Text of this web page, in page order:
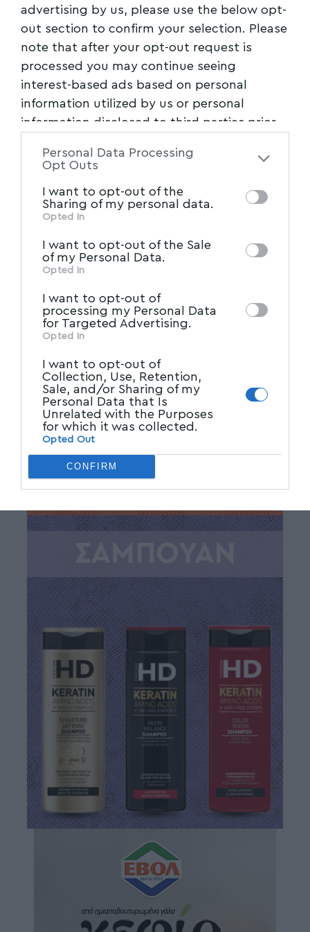
advertising by us, please use the below opt-
out section to confirm your selection. Please
note that after your opt-out request is
processed you may continue seeing
interest-based ads based on personal
information utilized by us or personal
information disclosed to third parties prior
of the further disclosure of your personal
of downstream participants. This
information may also be disclosed by us to
Participantsthat may further disclose it to
other third parties.
Personal Data Processing
Opt Outs
I want to opt-out of the
Sharing of my personal data.
Opted In
I want to opt-out of the Sale
of my Personal Data.
Opted In
I want to opt-out of
processing my Personal Data
for Targeted Advertising.
Opted In
I want to opt-out of
Collection, Use, Retention,
Sale, and/or Sharing of my
Personal Data that Is
Unrelated with the Purposes
for which it was collected.
Opted Out
CONFIRM
εξυπηρέτησης της νέας σχολικής δομής.
Ακολουθήστε το myvolos.net στο
Google News και μάθετε πρώτοι όλες
τις ειδήσεις.
TAGGED: ΕΠΑΛ,ΖΕΤΤΑ_ΜΑΚΡΗ, ΜΑΓΝΗΣΙΑ ΠΕΡΙΣΣΗΣ
ΣΚΟΠΕΛΟΣ